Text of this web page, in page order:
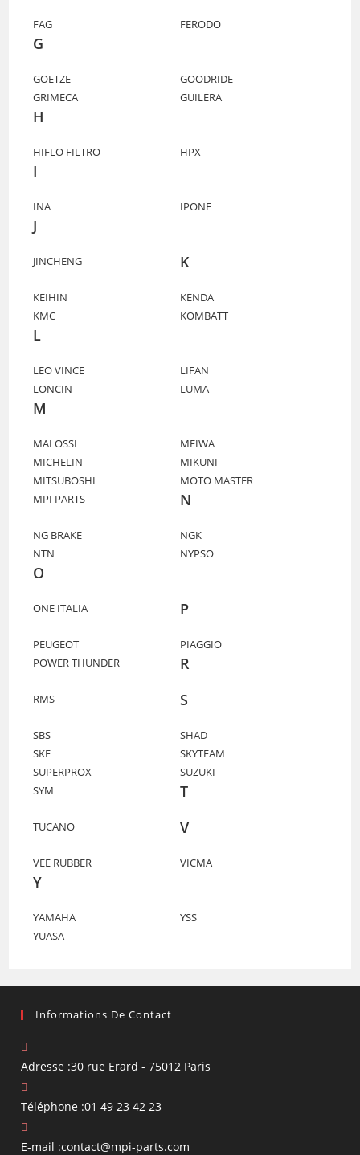
FAG FERODO
G
GOETZE
GOODRIDE
GRIMECA
GUILERA
H
HIFLO FILTRO HPX
I
INA IPONE
J
JINCHENG K
KEIHIN
KENDA
KMC
KOMBATT
L
LEO VINCE
LIFAN
LONCIN
LUMA
M
MALOSSI
MEIWA
MICHELIN
MIKUNI
MITSUBOSHI
MOTO MASTER
MPI PARTS
N
NG BRAKE
NGK
NTN
NYPSO
O
ONE ITALIA P
PEUGEOT
PIAGGIO
POWER THUNDER
R
RMS S
SBS
SHAD
SKF
SKYTEAM
SUPERPROX
SUZUKI
SYM
T
TUCANO V
VEE RUBBER VICMA
Y
YAMAHA
YSS
YUASA
Informations De Contact
Adresse :30 rue Erard - 75012 Paris
Téléphone :01 49 23 42 23
E-mail :contact@mpi-parts.com